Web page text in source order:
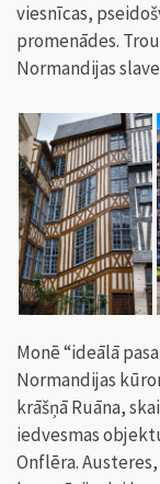
viesnīcas,
promenādes.
Normandijas
Monē “ideālā
Normandijas
krāšņā Ruāna,
iedvesmas
Onflēra.